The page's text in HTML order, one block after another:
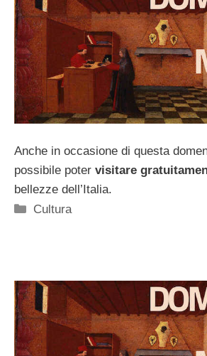
Anche in occasione di questa
possibile poter visitare
bellezze dell’Italia.
Categorie
Cultura